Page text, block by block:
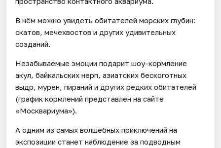
В нём можно увидеть обитателей морских глубин:
скатов, мечехвостов и других удивительных
созданий.
Незабываемые эмоции подарит шоу-кормление
акул, байкальских нерп, азиатских бескоготных
выдр, мурен, пираний и других редких обитателей
(график кормлений представлен на сайте
«Москвариума»).
А одним из самых волшебных приключений на
экспозиции станет наблюдение за подводным